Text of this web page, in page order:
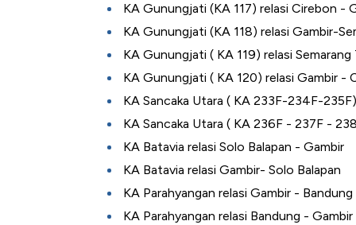
KA Gunungjati (KA 117) relasi Cirebon -
KA Gunungjati (KA 118) relasi Gambir-
KA Gunungjati ( KA 119) relasi
KA Gunungjati ( KA 120) relasi Gambir -
KA Sancaka Utara ( KA 233F-234F-
KA Sancaka Utara ( KA 236F - 237F -
KA Batavia relasi Solo Balapan - Gambir
KA Batavia relasi Gambir- Solo Balapan
KA Parahyangan relasi Gambir - Bandung
KA Parahyangan relasi Bandung - Gambir